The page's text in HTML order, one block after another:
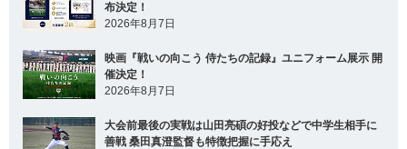
布決定！
2026年8月7日
映画『戦いの向こう 侍たちの記録』ユニフォーム展示 開
催決定！
2026年8月7日
大会前最後の実戦は山田亮碩の好投などで中学生相手に
善戦 桑田真澄監督も特徴把握に手応え